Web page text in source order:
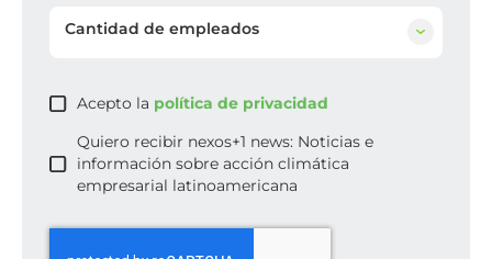
Cantidad de empleados
Acepto la política de privacidad
Quiero recibir nexos+1 news: Noticias e
información sobre acción climática
empresarial latinoamericana